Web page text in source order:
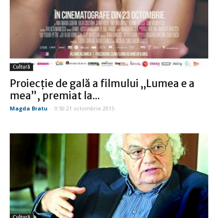
Cultură
Proiecție de gală a filmului „Lumea e a
mea”, premiat la...
Magda Bratu - 0:50 21 octombrie 2015